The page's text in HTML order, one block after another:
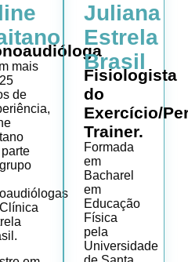
mais
de
Juliana
Estrela
Brasil
Fisiologista
do
Exercício/
Trainer.
Formada
em
Bacharel
em
Educação
Física
pela
Universidade